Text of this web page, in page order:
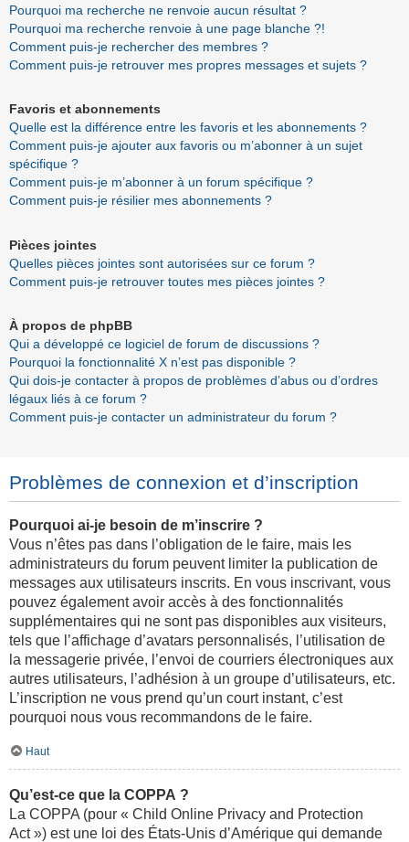
Pourquoi ma recherche ne renvoie aucun résultat ?
Pourquoi ma recherche renvoie à une page blanche ?!
Comment puis-je rechercher des membres ?
Comment puis-je retrouver mes propres messages et sujets ?
Favoris et abonnements
Quelle est la différence entre les favoris et les abonnements ?
Comment puis-je ajouter aux favoris ou m’abonner à un sujet
spécifique ?
Comment puis-je m’abonner à un forum spécifique ?
Comment puis-je résilier mes abonnements ?
Pièces jointes
Quelles pièces jointes sont autorisées sur ce forum ?
Comment puis-je retrouver toutes mes pièces jointes ?
À propos de phpBB
Qui a développé ce logiciel de forum de discussions ?
Pourquoi la fonctionnalité X n’est pas disponible ?
Qui dois-je contacter à propos de problèmes d’abus ou d’ordres
légaux liés à ce forum ?
Comment puis-je contacter un administrateur du forum ?
Problèmes de connexion et d’inscription
Pourquoi ai-je besoin de m’inscrire ?
Vous n’êtes pas dans l’obligation de le faire, mais les
administrateurs du forum peuvent limiter la publication de
messages aux utilisateurs inscrits. En vous inscrivant, vous
pouvez également avoir accès à des fonctionnalités
supplémentaires qui ne sont pas disponibles aux visiteurs,
tels que l’affichage d’avatars personnalisés, l’utilisation de
la messagerie privée, l’envoi de courriers électroniques aux
autres utilisateurs, l’adhésion à un groupe d’utilisateurs, etc.
L’inscription ne vous prend qu’un court instant, c’est
pourquoi nous vous recommandons de le faire.
Haut
Qu’est-ce que la COPPA ?
La COPPA (pour « Child Online Privacy and Protection
Act ») est une loi des États-Unis d’Amérique qui demande